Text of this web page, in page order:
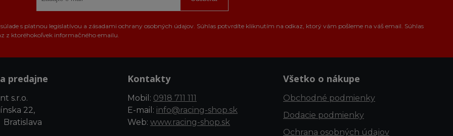
s platnou legislatívou a zásadami ochrany osobných údajov. Súhlas potvrdíte kliknutím na odkaz, ktorý vám pošleme na váš email. Súhlas
z ktoréhokoľvek informačného emailu.
predajne
s.r.o.
22,
Bratislava
Kontakty
Mobil: 0918 711 111
E-mail: info@racing-shop.sk
Web: www.racing-shop.sk
Všetko o nákupe
Obchodné podmienky
Dodacie podmienky
Ochrana osobných údajov